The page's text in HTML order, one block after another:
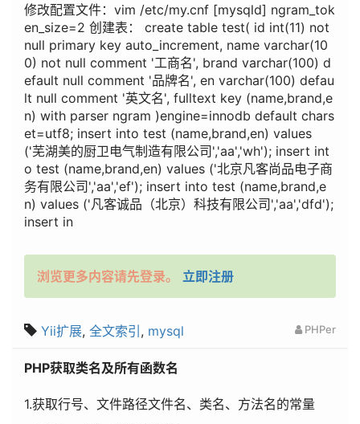
修改配置文件：vim /etc/my.cnf [mysqld] ngram_tok
en_size=2 创建表： create table test( id int(11) not
null primary key auto_increment, name varchar(10
0) not null comment '工商名', brand varchar(100) d
efault null comment '品牌名', en varchar(100) defau
lt null comment '英文名', fulltext key (name,brand,e
n) with parser ngram )engine=innodb default chars
et=utf8; insert into test (name,brand,en) values
('芜湖美的厨卫电气制造有限公司','aa','wh'); insert int
o test (name,brand,en) values ('北京凡客尚品电子商
务有限公司','aa','ef'); insert into test (name,brand,e
n) values ('凡客诚品（北京）科技有限公司','aa','dfd');
insert in
浏览更多内容请先登录。 立即注册
Yii扩展, 全文索引, mysql PHPer
PHP获取类名及所有函数名
1.获取行号、文件路径文件名、类名、方法名的常量